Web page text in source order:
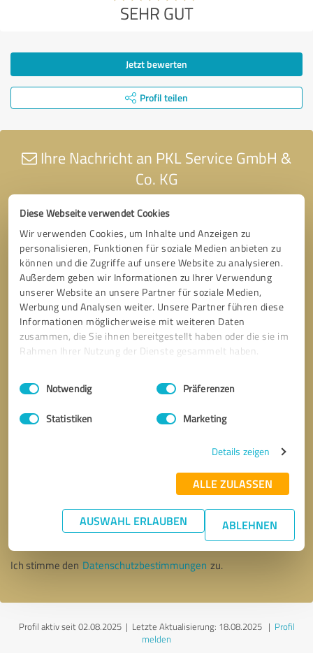
Diese Webseite verwendet Cookies
Wir verwenden Cookies, um Inhalte und Anzeigen zu
personalisieren, Funktionen für soziale Medien anbieten zu
können und die Zugriffe auf unsere Website zu analysieren.
Außerdem geben wir Informationen zu Ihrer Verwendung
unserer Website an unsere Partner für soziale Medien,
Werbung und Analysen weiter. Unsere Partner führen diese
Informationen möglicherweise mit weiteren Daten
zusammen, die Sie ihnen bereitgestellt haben oder die sie im
Rahmen Ihrer Nutzung der Dienste gesammelt haben.
Impressum Datenschutzbestimmungen
Einwilligungsauswahl
Notwendig Präferenzen
Statistiken Marketing
Details zeigen
ALLE ZULASSEN
AUSWAHL ERLAUBEN ABLEHNEN
SEHR GUT
Jetzt bewerten
Profil teilen
Ihre Nachricht an PKL Service GmbH &
Co. KG
* Erforderliche Angaben
Nachricht senden
Ich stimme den Datenschutzbestimmungen zu.
Profil aktiv seit 02.08.2025 | Letzte Aktualisierung: 18.08.2025| Profil
melden